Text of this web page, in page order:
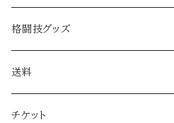
格闘技グッズ
送料
チケット